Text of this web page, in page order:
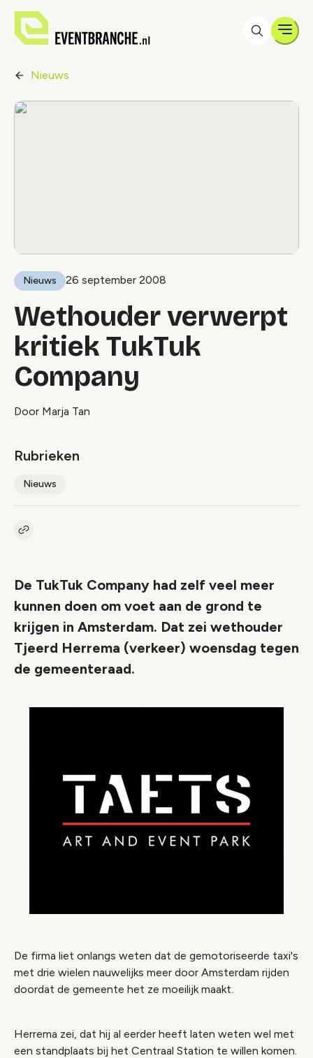
Nieuws
Nieuws 26 september 2008
Wethouder verwerpt
kritiek TukTuk
Company
Door Marja Tan
Rubrieken
Nieuws
Kopieer link naar artikel
De TukTuk Company had zelf veel meer
kunnen doen om voet aan de grond te
krijgen in Amsterdam. Dat zei wethouder
Tjeerd Herrema (verkeer) woensdag tegen
de gemeenteraad.
De firma liet onlangs weten dat de gemotoriseerde taxi's
met drie wielen nauwelijks meer door Amsterdam rijden
doordat de gemeente het ze moeilijk maakt.
Herrema zei, dat hij al eerder heeft laten weten wel met
een standplaats bij het Centraal Station te willen komen.